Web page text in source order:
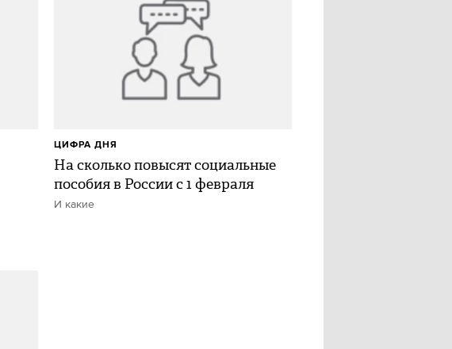
На сколько повысят социальные
пособия в России с 1 февраля
И какие
ЦИФРА ДНЯ